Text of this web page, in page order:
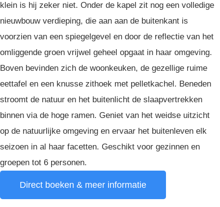
klein is hij zeker niet. Onder de kapel zit nog een volledige
nieuwbouw verdieping, die aan aan de buitenkant is
voorzien van een spiegelgevel en door de reflectie van het
omliggende groen vrijwel geheel opgaat in haar omgeving.
Boven bevinden zich de woonkeuken, de gezellige ruime
eettafel en een knusse zithoek met pelletkachel. Beneden
stroomt de natuur en het buitenlicht de slaapvertrekken
binnen via de hoge ramen. Geniet van het weidse uitzicht
op de natuurlijke omgeving en ervaar het buitenleven elk
seizoen in al haar facetten. Geschikt voor gezinnen en
groepen tot 6 personen.
Direct boeken & meer informatie